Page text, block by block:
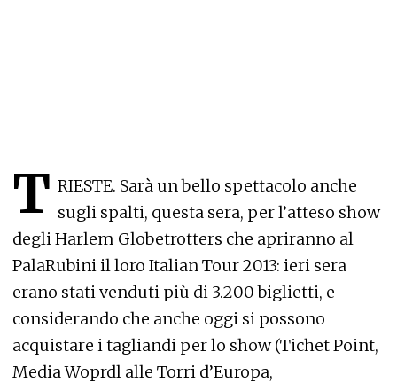
T RIESTE. Sarà un bello spettacolo anche
sugli spalti, questa sera, per l’atteso show
degli Harlem Globetrotters che apriranno al
PalaRubini il loro Italian Tour 2013: ieri sera
erano stati venduti più di 3.200 biglietti, e
considerando che anche oggi si possono
acquistare i tagliandi per lo show (Tichet Point,
Media Woprdl alle Torri d’Europa,